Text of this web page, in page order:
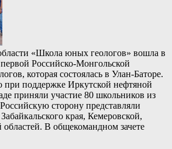
«Школа юных геологов» вошла в
Российско-Монгольской
которая состоялась в Улан-Баторе.
поддержке Иркутской нефтяной
приняли участие 80 школьников из
сторону представляли
края, Кемеровской,
В общекомандном зачете